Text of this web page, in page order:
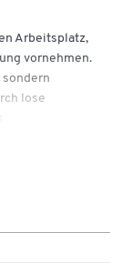
Arbeitsplatz,
vornehmen.
lose
an der
sich zur
135
mit oder